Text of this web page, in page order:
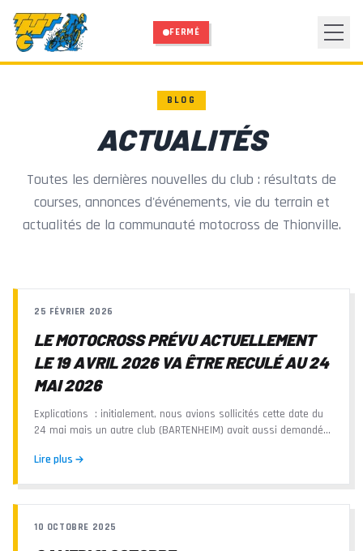
FERMÉ
BLOG
ACTUALITÉS
Toutes les dernières nouvelles du club : résultats de
courses, annonces d'événements, vie du terrain et
actualités de la communauté motocross de Thionville.
25 FÉVRIER 2026
LE MOTOCROSS PRÉVU ACTUELLEMENT
LE 19 AVRIL 2026 VA ÊTRE RECULÉ AU 24
MAI 2026
Explications : initialement, nous avions sollicités cette date du
24 mai mais un autre club (BARTENHEIM) avait aussi demandé
Lire plus
10 OCTOBRE 2025